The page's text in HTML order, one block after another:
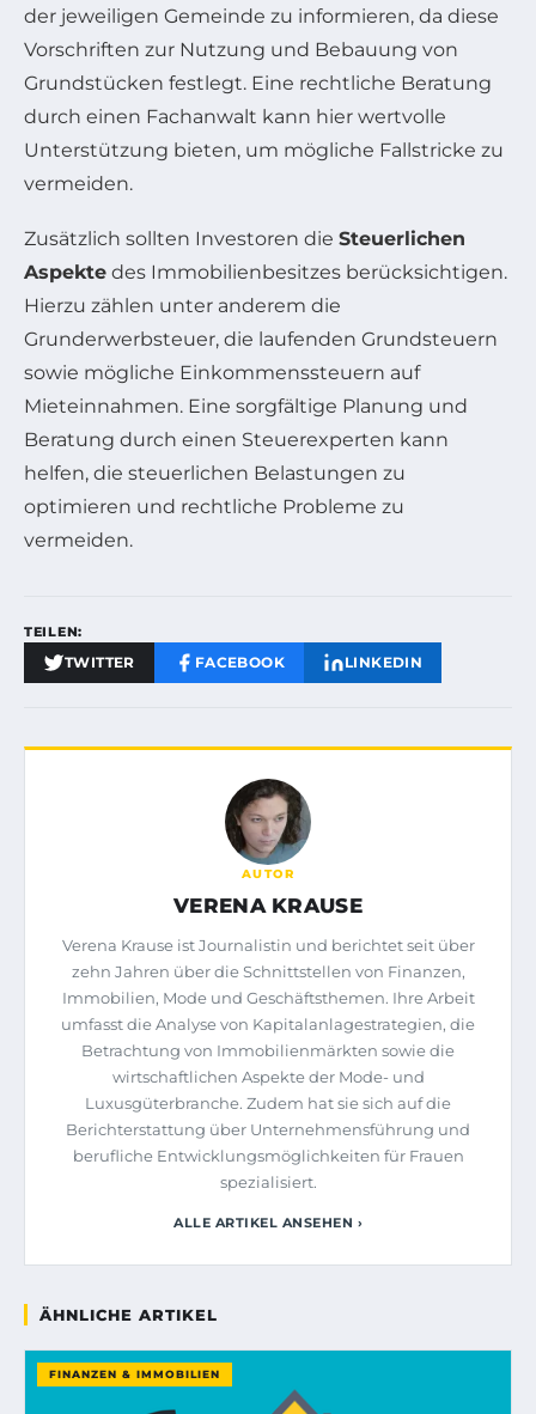
der jeweiligen Gemeinde zu informieren, da diese
Vorschriften zur Nutzung und Bebauung von
Grundstücken festlegt. Eine rechtliche Beratung
durch einen Fachanwalt kann hier wertvolle
Unterstützung bieten, um mögliche Fallstricke zu
vermeiden.
Zusätzlich sollten Investoren die Steuerlichen
Aspekte des Immobilienbesitzes berücksichtigen.
Hierzu zählen unter anderem die
Grunderwerbsteuer, die laufenden Grundsteuern
sowie mögliche Einkommenssteuern auf
Mieteinnahmen. Eine sorgfältige Planung und
Beratung durch einen Steuerexperten kann
helfen, die steuerlichen Belastungen zu
optimieren und rechtliche Probleme zu
vermeiden.
TEILEN:
TWITTER FACEBOOK LINKEDIN
AUTOR
VERENA KRAUSE
Verena Krause ist Journalistin und berichtet seit über
zehn Jahren über die Schnittstellen von Finanzen,
Immobilien, Mode und Geschäftsthemen. Ihre Arbeit
umfasst die Analyse von Kapitalanlagestrategien, die
Betrachtung von Immobilienmärkten sowie die
wirtschaftlichen Aspekte der Mode- und
Luxusgüterbranche. Zudem hat sie sich auf die
Berichterstattung über Unternehmensführung und
berufliche Entwicklungsmöglichkeiten für Frauen
spezialisiert.
ALLE ARTIKEL ANSEHEN ›
ÄHNLICHE ARTIKEL
FINANZEN & IMMOBILIEN